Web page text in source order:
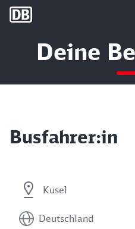
DB Group
Deine
Busfahrer:in
Kusel
Deutschland